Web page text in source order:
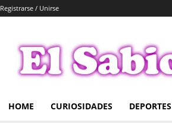
Registrarse / Unirse
Sabio
HOME CURIOSIDADES DEPORTES